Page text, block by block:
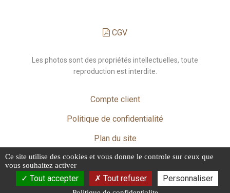
CGV
Les photos sont des propriétés intellectuelles, toute
reproduction est interdite.
Compte client
Politique de confidentialité
Plan du site
Mentions légales
Ce site utilise des cookies et vous donne le controle sur ceux que
vous souhaitez activer
Tout accepter Tout refuser Personnaliser